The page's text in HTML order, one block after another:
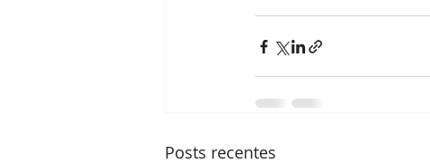
Posts recentes